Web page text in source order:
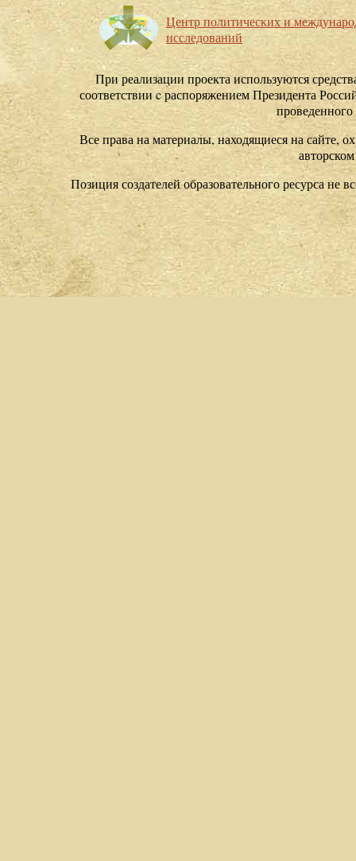
Центр политических и
исследований
При реализации проекта используются
соответствии c распоряжением Президента
Все права на материалы, находящиеся на сайте,
Позиция создателей образовательного ресурса не